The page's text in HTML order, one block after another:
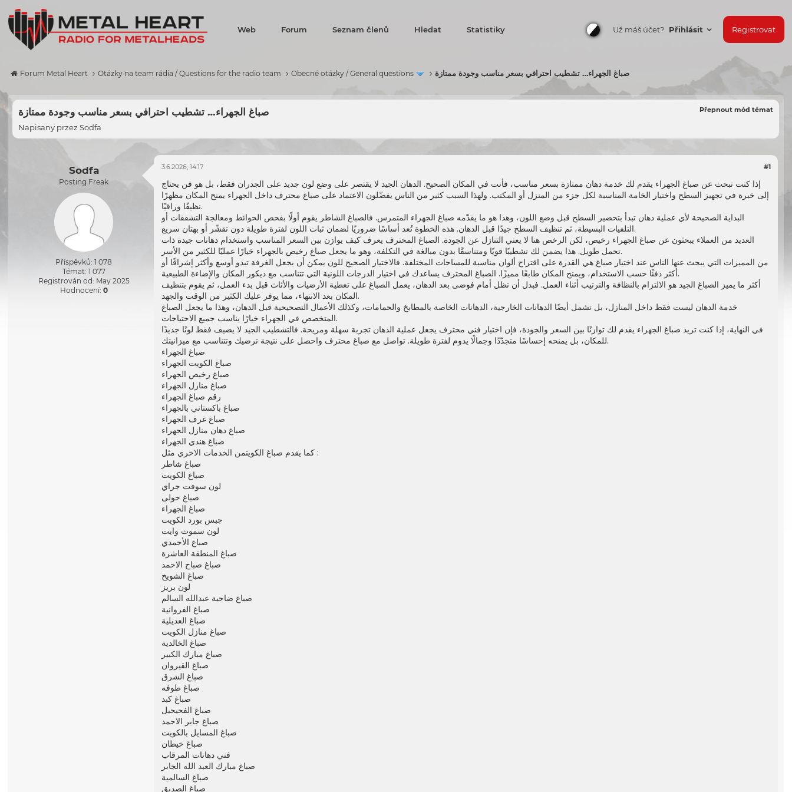
Web Forum Seznam členů Hledat Statistiky Už máš účet? Přihlásit Registrovat
Forum Metal Heart Otázky na team rádia / Questions for the radio team Obecné otázky / General questions صباغ الجهراء… تشطيب احترافي بسعر مناسب وجودة ممتازة
Přepnout mód témat صباغ الجهراء… تشطيب احترافي بسعر مناسب وجودة ممتازة
Napisany przezSodfa
Sodfa
Posting Freak
Příspěvků: 1 078
Témat: 1 077
Registrován od: May 2025
Hodnocení: 0
#1
3.6.2026, 14:17
إذا كنت تبحث عن صباغ الجهراء يقدم لك خدمة دهان ممتازة بسعر مناسب، فأنت في المكان الصحيح. الدهان الجيد لا يقتصر على وضع لون جديد على الجدران فقط، بل هو فن يحتاج
إلى خبرة في تجهيز السطح واختيار الخامة المناسبة لكل جزء من المنزل أو المكتب. ولهذا السبب كثير من الناس يفضّلون الاعتماد على صباغ محترف داخل الجهراء يمنح المكان مظهرًا
نظيفًا وراقيًا.
البداية الصحيحة لأي عملية دهان تبدأ بتحضير السطح قبل وضع اللون، وهذا هو ما يقدّمه صباغ الجهراء المتمرس. فالصباغ الشاطر يقوم أولًا بفحص الحوائط ومعالجة التشققات أو
التلفيات البسيطة، ثم تنظيف السطح جيدًا قبل الدهان. هذه الخطوة تُعد أساسًا ضروريًا لضمان ثبات اللون لفترة طويلة دون تقشّر أو بهتان سريع.
العديد من العملاء يبحثون عن صباغ الجهراء رخيص، لكن الرخص هنا لا يعني التنازل عن الجودة. الصباغ المحترف يعرف كيف يوازن بين السعر المناسب واستخدام دهانات جيدة ذات
تحمل طويل. هذا يضمن لك تشطيبًا قويًا ومتناسقًا بدون مبالغة في التكلفة، وهو ما يجعل صباغ رخيص بالجهراء
خيارًا عمليًا للكثير من الأسر.
من المميزات التي يبحث عنها الناس عند اختيار صباغ هي القدرة على اقتراح ألوان مناسبة للمساحات المختلفة. فالاختيار الصحيح للون يمكن أن يجعل الغرفة تبدو أوسع وأكثر إشراقًا أو
أكثر دفئًا حسب الاستخدام، ويمنح المكان طابعًا مميزًا. الصباغ المحترف يساعدك في اختيار الدرجات اللونية التي تتناسب مع ديكور المكان والإضاءة الطبيعية.
أكثر ما يميز الصباغ الجيد هو الالتزام بالنظافة والترتيب أثناء العمل. فبدل أن تظل أمام فوضى بعد الدهان، يعمل الصباغ على تغطية الأرضيات والأثاث قبل بدء العمل، ثم يقوم بتنظيف
المكان بعد الانتهاء، مما يوفر عليك الكثير من الوقت والجهد.
خدمة الدهان ليست فقط داخل المنازل، بل تشمل أيضًا الدهانات الخارجية، الدهانات الخاصة بالمطابخ والحمامات، وكذلك الأعمال التصحيحية قبل الدهان، وهذا ما يجعل الصباغ
المتخصص في الجهراء خيارًا يناسب جميع الاحتياجات.
في النهاية، إذا كنت تريد صباغ الجهراء يقدم لك توازنًا بين السعر والجودة، فإن اختيار فني محترف يجعل عملية الدهان تجربة سهلة ومريحة. فالتشطيب الجيد لا يضيف فقط لونًا جديدًا
للمكان، بل يمنحه إحساسًا متجدّدًا وجمالًا يدوم لفترة طويلة. تواصل مع صباغ محترف واحصل على نتيجة ترضيك وتتناسب مع ميزانيتك.
صباغ الجهراء
صباغ الكويت الجهراء
صباغ رخيص الجهراء
صباغ منازل الجهراء
رقم صباغ الجهراء
صباغ باكستاني بالجهراء
صباغ غرف الجهراء
صباغ دهان منازل الجهراء
صباغ هندي الجهراء
كما يقدم صباغ الكويت
من الخدمات الاخري مثل :
صباغ شاطر
صباغ الكويت
لون سوفت جراي
صباغ حولى
صباغ الجهراء
جبس بورد الكويت
لون سموث وايت
صباغ الأحمدي
صباغ المنطقة العاشرة
صباغ صباح الاحمد
صباغ الشويخ
لون بريز
صباغ ضاحية عبدالله السالم
صباغ الفروانية
صباغ العديلية
صباغ منازل الكويت
صباغ الخالدية
صباغ مبارك الكبير
صباغ القيروان
صباغ الشرق
صباغ طوفه
صباغ كبد
صباغ الفحيحيل
صباغ جابر الاحمد
صباغ المسايل بالكويت
صباغ خيطان
فني دهانات المرقاب
صباغ مبارك العبد الله الجابر
صباغ السالمية
صباغ الصديق